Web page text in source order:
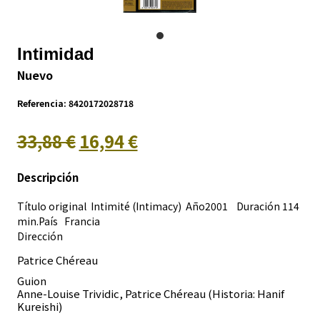
Intimidad
Nuevo
Referencia: 8420172028718
33,88 € 16,94 €
Descripción
Título original Intimité (Intimacy) Año2001 Duración 114
min.País Francia
Dirección
Patrice Chéreau
Guion
Anne-Louise Trividic, Patrice Chéreau (Historia: Hanif
Kureishi)